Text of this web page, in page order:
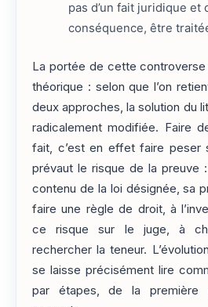
pas d’un fait juridique et
conséquence, être
La portée de cette controverse
théorique : selon que l’on
deux approches, la solution du
radicalement modifiée. Faire
fait, c’est en effet faire peser
prévaut le risque de la preuve
contenu de la loi désignée, sa
faire une règle de droit, à
ce risque sur le juge, à
rechercher la teneur.
se laisse précisément lire
par étapes, de la première